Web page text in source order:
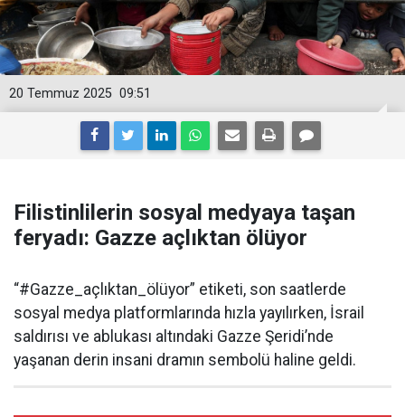
09:51
20 Temmuz 2025
Filistinlilerin sosyal medyaya taşan
feryadı: Gazze açlıktan ölüyor
“#Gazze_açlıktan_ölüyor” etiketi, son saatlerde
sosyal medya platformlarında hızla yayılırken, İsrail
saldırısı ve ablukası altındaki Gazze Şeridi’nde
yaşanan derin insani dramın sembolü haline geldi.